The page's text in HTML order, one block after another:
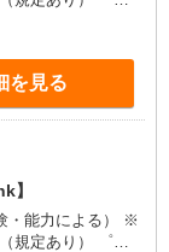
+゜ 入社祝い金10
・゜+゜
を見る
】
・能力による） ※
定あり） ゜